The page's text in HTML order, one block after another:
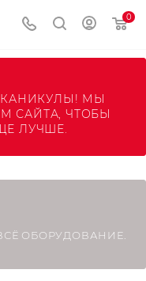
0
МЫ
САЙТА, ЧТОБЫ
ЛУЧШЕ.
ОБОРУДОВАНИЕ.